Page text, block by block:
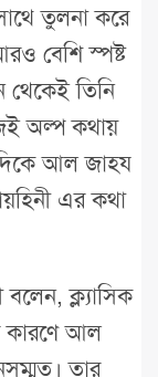
তুলনা করে
বেশি স্পষ্ট
থেকেই তিনি
অল্প কথায়
আল জাহয
এর কথা
ক্ল্যাসিক
কারণে আল
তার